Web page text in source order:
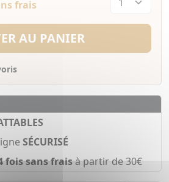
frais
AU PANIER
SÉCURISÉ
fois sans fraisà partir de 30€